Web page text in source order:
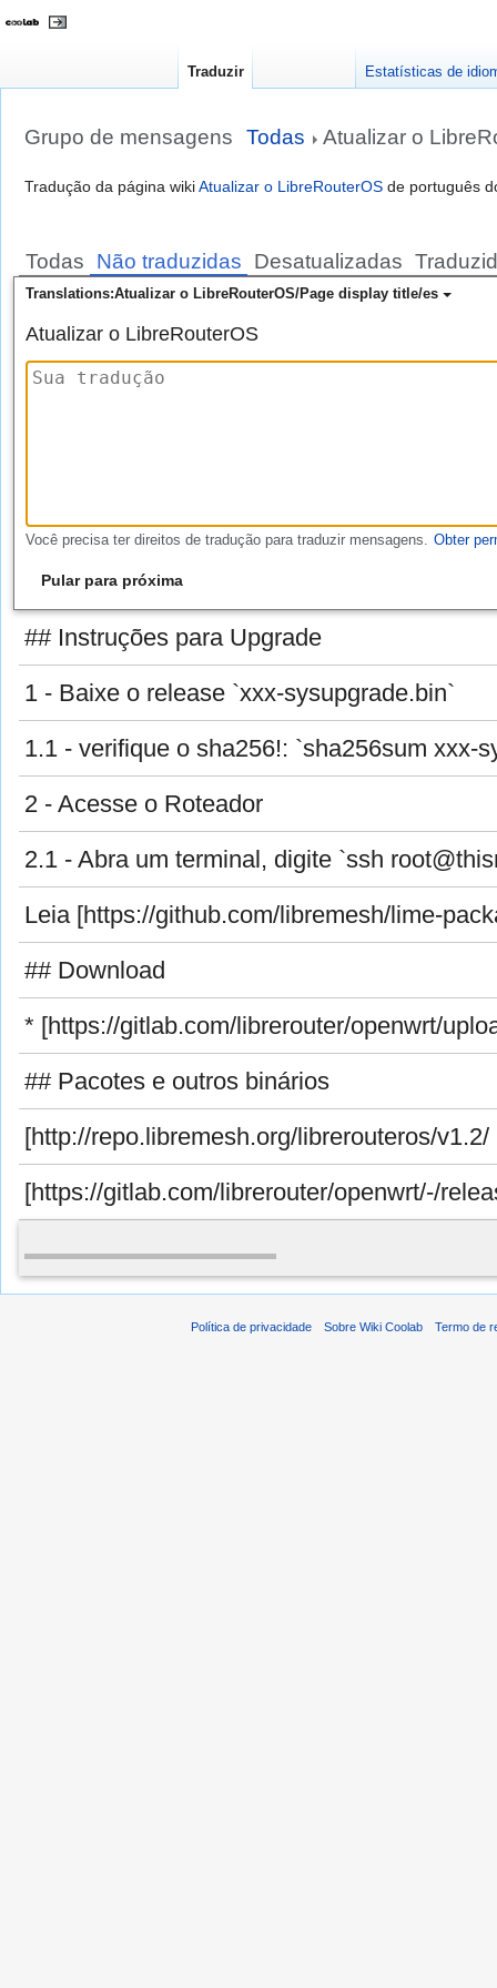
Ir
navegação
Ir
pesquisar
Grupo de mensagens Todas Atualizar o
Tradução da página wikiAtualizar o LibreRouterOS de português
Todas Não traduzidas Desatualizadas
Translations:Atualizar o LibreRouterOS/Page display title/es
Atualizar o LibreRouterOS
Você precisa ter direitos de tradução para traduzir mensagens. Obter
Pular para próxima
## Instruções para Upgrade
1 - Baixe o release `xxx-sysupgrade.bin`
1.1 - verifique o sha256!: `sha256sum xxx-sysupgrade.bin` e compare com a saída no fundo 1.2 - copiar o arquivo para o roteador: `# scp
2 - Acesse o Roteador
2.1 - Abra um terminal, digite `ssh root@thisnode.info` 2.1 - Para instalar: `# safe-upgrade upgrade -n /tmp/librerouteros-v1.2-librerouter-lr1-sysupgrade.bin` 2.2 - Para reiniciar: `# reboot` 2.3 - Aguarde 5 minutos ou até você obter
Leia [https://github.com/libremesh/lime-packages/blob/master/packages/safe-upgrade/
## Download
* [https://gitlab.com/librerouter/openwrt/uploads/e4faf2ba15e9103e63d9e0255d42660e/librerouteros-v1.2-librerouter-lr1-
## Pacotes e outros binários
[http://repo.libremesh.org/librerouteros/v1.2/
[https://gitlab.com/librerouter/openwrt/-/releases/v1.2
Traduzir Estatísticas de
Política de privacidade Sobre Wiki Coolab Termo de